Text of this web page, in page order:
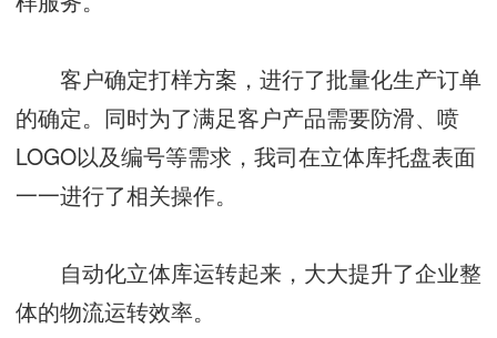
客户确定打样方案，进行了批量化生产订单
的确定。同时为了满足客户产品需要防滑、喷
LOGO以及编号等需求，我司在立体库托盘表面
一一进行了相关操作。
自动化立体库运转起来，大大提升了企业整
体的物流运转效率。